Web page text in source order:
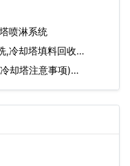
喷淋系统
,冷却塔填料回收…
却塔注意事项)…